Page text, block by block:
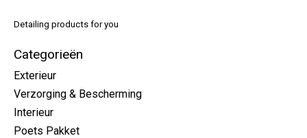
Detailing products for you
Categorieën
Exterieur
Verzorging & Bescherming
Interieur
Poets Pakket